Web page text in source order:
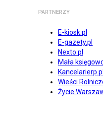
PARTNERZY
E-kiosk.pl
E-gazety.pl
Nexto.pl
Mała
Kancelarierp.pl
Wieści
Życie